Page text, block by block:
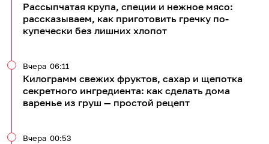
Рассыпчатая крупа, специи и нежное мясо:
рассказываем, как приготовить гречку по-
купечески без лишних хлопот
Килограмм свежих фруктов, сахар и щепотка
секретного ингредиента: как сделать дома
варенье из груш — простой рецепт
Вчера 06:11
Вчера 00:53